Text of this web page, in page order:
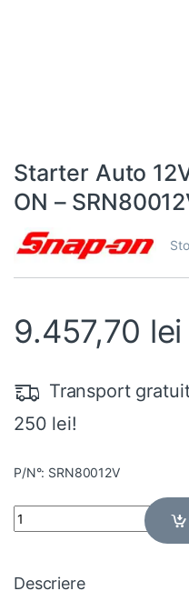
Starter Auto
ON –
9.457,70 lei
Transport
250 lei!
P/N°: SRN80012V
Quantity
Descriere